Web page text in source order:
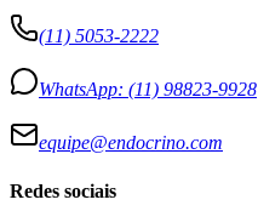
(11) 5053-2222
WhatsApp: (11) 98823-9928
equipe@endocrino.com
Redes sociais